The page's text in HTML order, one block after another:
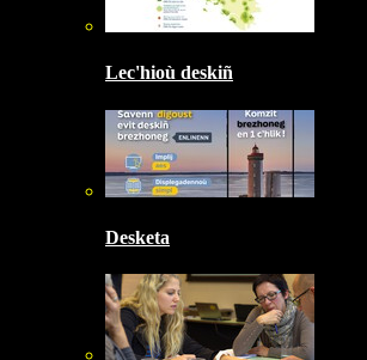
Lec'hioù deskiñ
Desketa